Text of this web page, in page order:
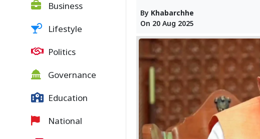
Business
Lifestyle
Politics
Governance
Education
National
By Khabarchhe
On 20 Aug 2025